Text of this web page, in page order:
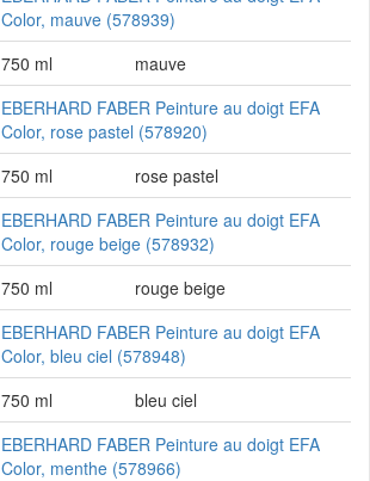
Color, mauve (578939)
750 ml
mauve
EBERHARD FABER Peinture au doigt EFA
Color, rose pastel (578920)
750 ml
rose pastel
EBERHARD FABER Peinture au doigt EFA
Color, rouge beige (578932)
750 ml
rouge beige
EBERHARD FABER Peinture au doigt EFA
Color, bleu ciel (578948)
750 ml
bleu ciel
EBERHARD FABER Peinture au doigt EFA
Color, menthe (578966)